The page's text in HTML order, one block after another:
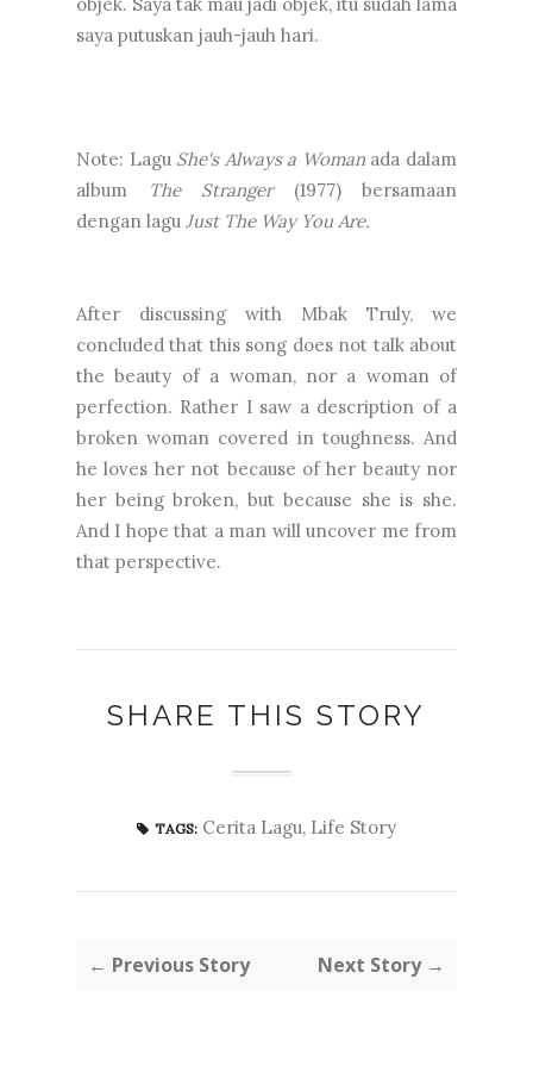
saya putuskan jauh-jauh hari.
Note: Lagu She's Always a Womanada dalam
album
The Stranger(1977) bersamaan
dengan lagu Just The Way You Are.
After discussing with Mbak Truly, we
concluded that this song does not talk about
the beauty of a woman, nor a woman of
perfection. Rather I saw a description of a
broken woman covered in toughness. And
he loves her not because of her beauty nor
her being broken, but because she is she.
And I hope that a man will uncover me from
that perspective.
SHARE THIS STORY
TAGS: Cerita Lagu, Life Story
← Previous Story Next Story →